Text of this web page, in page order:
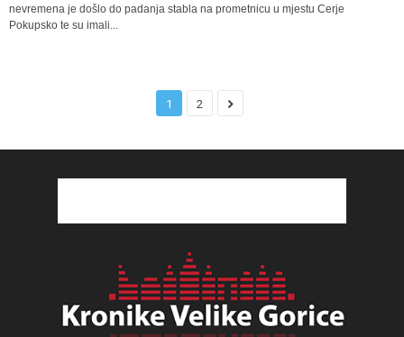
nevremena je došlo do padanja stabla na prometnicu u mjestu Cerje
Pokupsko te su imali...
1 2